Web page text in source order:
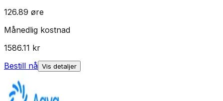
126.89 øre
Månedlig kostnad
1586.11 kr
Bestill nå Vis detaljer